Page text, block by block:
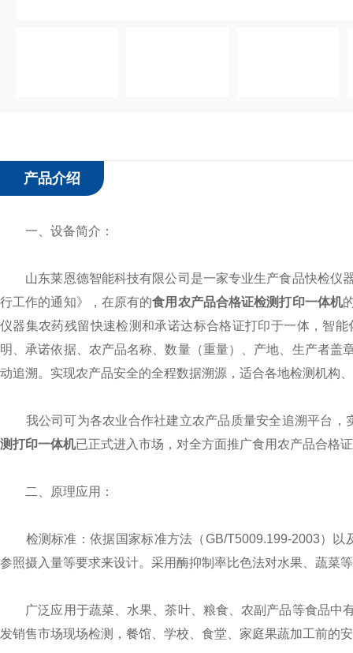
产品介绍
一、设备简介：
山东莱恩德智能科技有限公司是一家专业生产食品快检仪
行工作的通知》，在原有的食用农产品合格证检测打印一体机
仪器集农药残留快速检测和承诺达标合格证打印于一体，智
明、承诺依据、农产品名称、数量（重量）、产地、生产者
动追溯。实现农产品安全的全程数据溯源，适合各地检测机构
我公司可为各农业合作社建立农产品质量安全追溯平台，
测打印一体机已正式进入市场，对全方面推广食用农产品合格
二、原理应用：
检测标准：依据国家标准方法（GB/T5009.199-2003）以
参照摄入量等要求来设计。采用酶抑制率比色法对水果、蔬菜
广泛应用于蔬菜、水果、茶叶、粮食、农副产品等食品中
发销售市场现场检测，餐馆、学校、食堂、家庭果蔬加工前的